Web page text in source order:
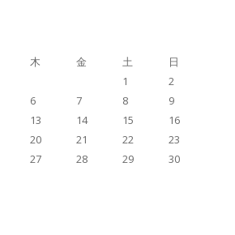
木 金 土 日
1
2
6 7 8
9
13 14 15
16
20 21 22
23
27 28 29
30